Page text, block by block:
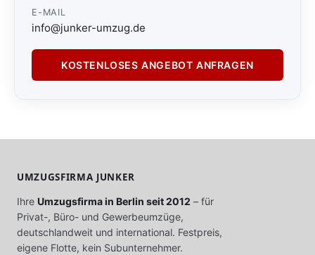
E-MAIL
info@junker-umzug.de
KOSTENLOSES ANGEBOT ANFRAGEN
UMZUGSFIRMA JUNKER
Ihre Umzugsfirma in Berlin seit 2012 – für
Privat-, Büro- und Gewerbeumzüge,
deutschlandweit und international. Festpreis,
eigene Flotte, kein Subunternehmer.